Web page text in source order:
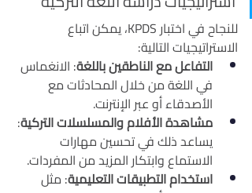
للنجاح في اختبار KPDS، يمكن اتباع
الاستراتيجيات التالية:
التفاعل مع الناطقين باللغة: الانغماس
في اللغة من خلال المحادثات مع
الأصدقاء أو عبر الإنترنت.
مشاهدة الأفلام والمسلسلات التركية:
يساعد ذلك في تحسين مهارات
الاستماع وابتكار المزيد من المفردات.
استخدام التطبيقات التعليمية: مثل